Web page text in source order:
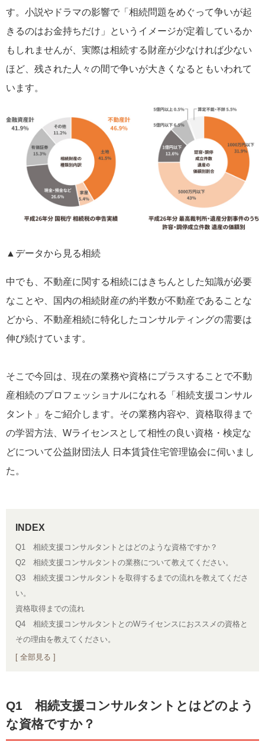
す。小説やドラマの影響で「相続問題をめぐって争いが起
きるのはお金持ちだけ」というイメージが定着しているか
もしれませんが、実際は相続する財産が少なければ少ない
ほど、残された人々の間で争いが大きくなるともいわれて
います。
▲データから見る相続
中でも、不動産に関する相続にはきちんとした知識が必要
なことや、国内の相続財産の約半数が不動産であることな
どから、不動産相続に特化したコンサルティングの需要は
伸び続けています。
そこで今回は、現在の業務や資格にプラスすることで不動
産相続のプロフェッショナルになれる「相続支援コンサル
タント」をご紹介します。その業務内容や、資格取得まで
の学習方法、Wライセンスとして相性の良い資格・検定な
どについて公益財団法人 日本賃貸住宅管理協会に伺いまし
た。
Q1 相続支援コンサルタントとはどのような資格ですか？
Q2 相続支援コンサルタントの業務について教えてください。
Q3 相続支援コンサルタントを取得するまでの流れを教えてくださ
い。
資格取得までの流れ
Q4 相続支援コンサルタントとのWライセンスにおススメの資格と
その理由を教えてください。
[ 全部見る ]
Q1 相続支援コンサルタントとはどのよう
な資格ですか？